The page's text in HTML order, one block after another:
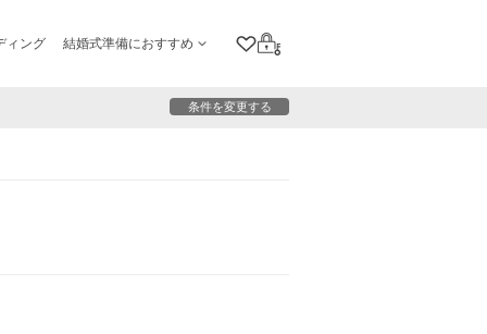
ィング 結婚式準備におすすめ
クリップリスト
ログイン
条件を変更する